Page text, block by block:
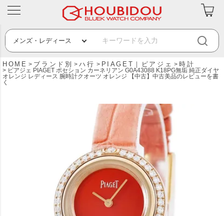
HOME ブランド別 ハ行 PIAGET｜ピアジェ 時計
ピアジェ PIAGET ポセション カーネリアン G0A43088 K18PG無垢 純正ダイヤ
オレンジ レディース 腕時計クオーツ オレンジ 【中古】中古美品のレビューを書
く